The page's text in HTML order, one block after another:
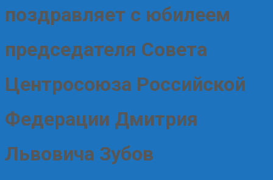
поздравляет с юбилеем
председателя Совета
Центросоюза Российской
Федерации Дмитрия
Львовича Зубов